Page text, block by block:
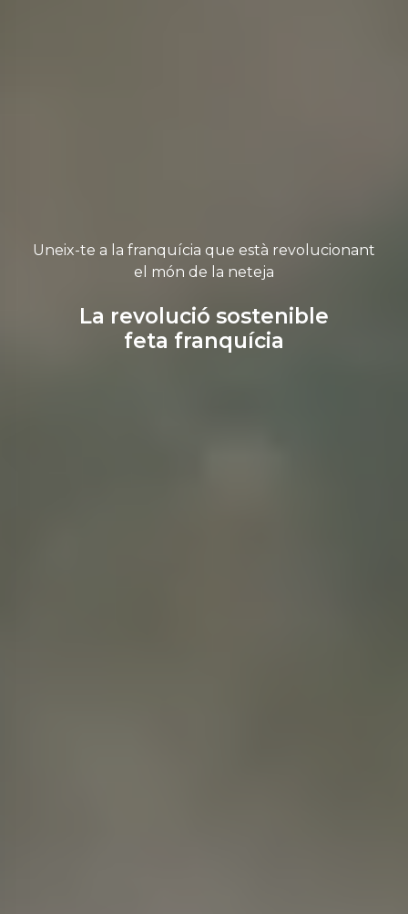
Uneix-te a la franquícia que està revolucionant
el món de la neteja
La revolució sostenible
feta franquícia